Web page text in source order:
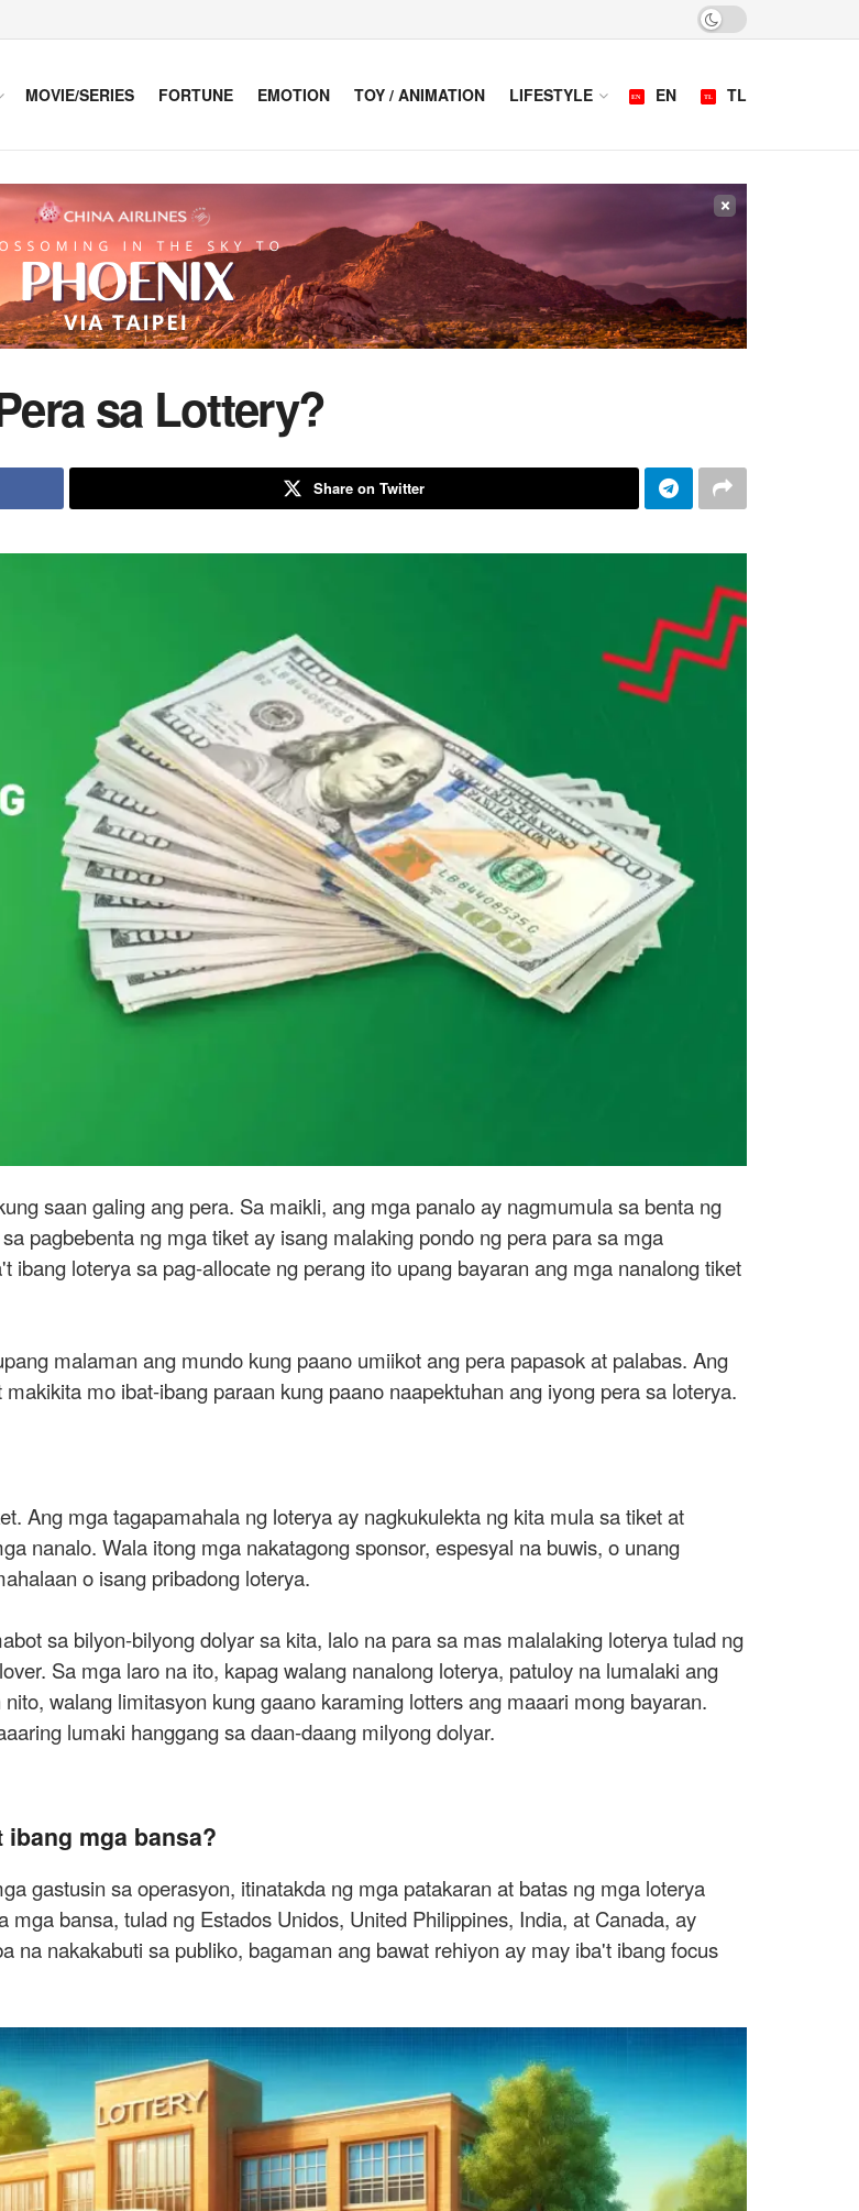
MOVIE/SERIES FORTUNE EMOTION TOY / ANIMATION LIFESTYLE EN TL
×
sa Lottery?
Share on Twitter
saan galing ang pera. Sa maikli, ang mga panalo ay nagmumula sa benta ng
pagbebenta ng mga tiket ay isang malaking pondo ng pera para sa mga
loterya sa pag-allocate ng perang ito upang bayaran ang mga nanalong tiket
malaman ang mundo kung paano umiikot ang pera papasok at palabas. Ang
mo ibat-ibang paraan kung paano naapektuhan ang iyong pera sa loterya.
Ang mga tagapamahala ng loterya ay nagkukulekta ng kita mula sa tiket at
nanalo. Wala itong mga nakatagong sponsor, espesyal na buwis, o unang
o isang pribadong loterya.
sa bilyon-bilyong dolyar sa kita, lalo na para sa mas malalaking loterya tulad ng
Sa mga laro na ito, kapag walang nanalong loterya, patuloy na lumalaki ang
walang limitasyon kung gaano karaming lotters ang maaari mong bayaran.
lumaki hanggang sa daan-daang milyong dolyar.
mga bansa?
gastusin sa operasyon, itinatakda ng mga patakaran at batas ng mga loterya
mga bansa, tulad ng Estados Unidos, United Philippines, India, at Canada, ay
na nakakabuti sa publiko, bagaman ang bawat rehiyon ay may iba't ibang focus